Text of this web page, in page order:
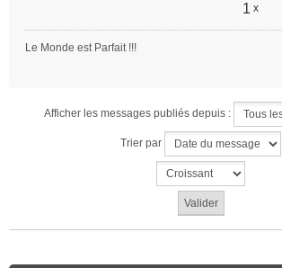
1 x
Le Monde est Parfait !!!
Afficher les messages publiés depuis :
Trier par